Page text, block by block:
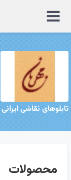
منوی
سایت
تابلوهای نقاشی ایرانی
محصولات